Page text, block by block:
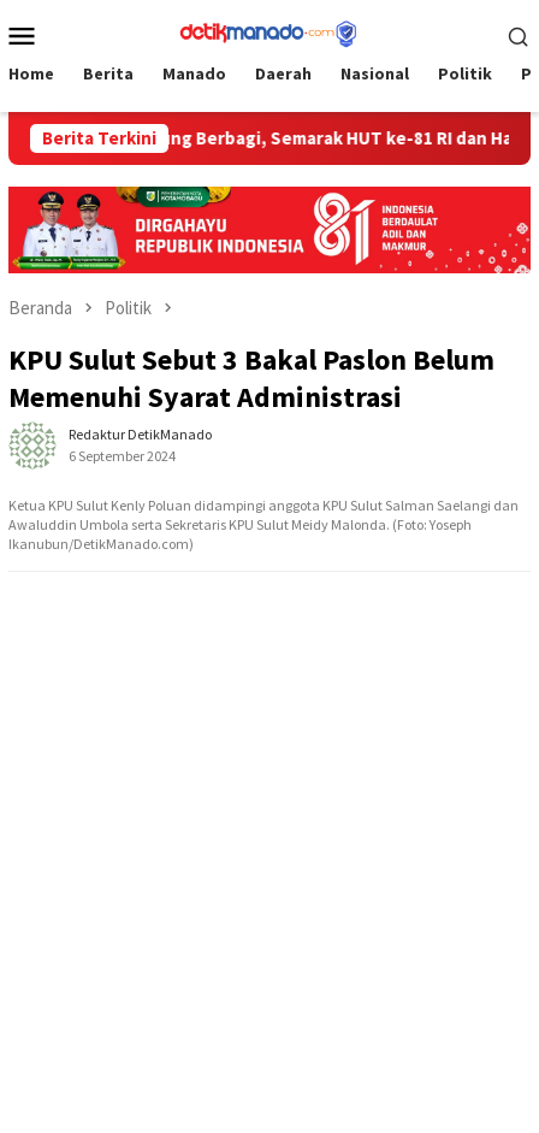
ke
Mobile
Home Berita Manado Daerah Nasional Politik
Berita Terkini
‎Bapelkum Bitung Berbagi, Semarak HUT ke-81 RI dan Hari
Beranda Politik
KPU Sulut Sebut 3 Bakal Paslon Belum
Memenuhi Syarat Administrasi
Redaktur DetikManado
6 September 2024
Ketua KPU Sulut Kenly Poluan didampingi anggota KPU Sulut Salman Saelangi dan
Awaluddin Umbola serta Sekretaris KPU Sulut Meidy Malonda. (Foto: Yoseph
Ikanubun/DetikManado.com)